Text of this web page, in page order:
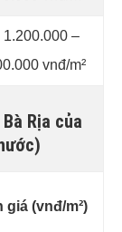
–
vnđ/m²
Rịa của
giá (vnđ/m²)